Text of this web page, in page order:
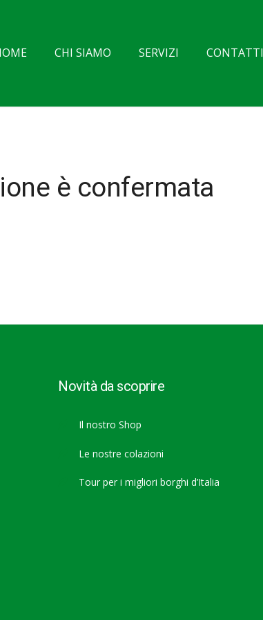
CHI SIAMO SERVIZI CONTATTI
è confermata
Novità da scoprire
Il nostro Shop
Le nostre colazioni
Tour per i migliori borghi d’Italia